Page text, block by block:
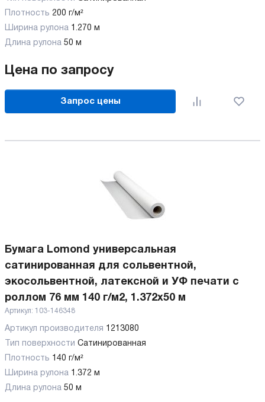
Плотность 200 г/м²
Ширина рулона 1.270 м
Длина рулона 50 м
Цена по запросу
Запрос цены
Бумага Lomond универсальная
сатинированная для сольвентной,
экосольвентной, латексной и УФ печати с
роллом 76 мм 140 г/м2, 1.372х50 м
Артикул: 103-146348
Артикул производителя 1213080
Тип поверхности Сатинированная
Плотность 140 г/м²
Ширина рулона 1.372 м
Длина рулона 50 м